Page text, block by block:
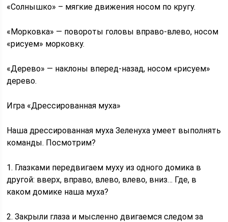
«Солнышко» – мягкие движения носом по кругу.
«Морковка» — повороты головы вправо-влево, носом
«рисуем» морковку.
«Дерево» — наклоны вперед-назад, носом «рисуем»
дерево.
Игра «Дрессированная муха»
Наша дрессированная муха Зеленуха умеет выполнять
команды. Посмотрим?
1. Глазками передвигаем муху из одного домика в
другой: вверх, вправо, влево, влево, вниз… Где, в
каком домике наша муха?
2. Закрыли глаза и мысленно двигаемся следом за